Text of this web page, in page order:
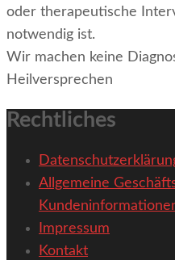
oder therapeutische
notwendig ist.
Wir machen keine
Heilversprechen
Rechtliches
Allgemeine
Impressum
Kontakt